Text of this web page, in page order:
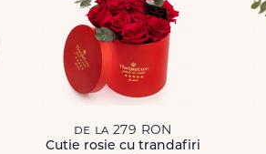
de la 279 RON
Cutie rosie cu trandafiri